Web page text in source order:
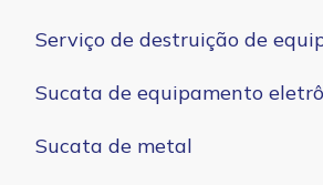
Serviço de destruição de
Sucata de equipamento
Sucata de metal